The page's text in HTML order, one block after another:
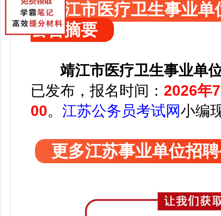
靖江市医疗卫生事业单
公告摘要
靖江市医疗卫生事业单
已发布，报名时间： 2026年
00。 江苏公务员考试网小编
更多江苏事业单位招